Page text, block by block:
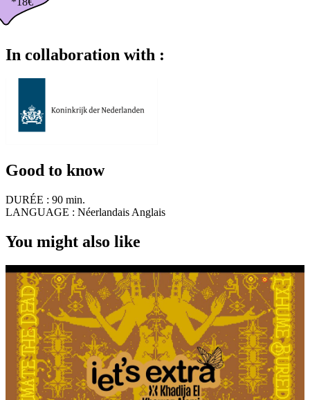
In collaboration with :
Good to know
DURÉE : 90 min.
LANGUAGE : Néerlandais Anglais
You might also like